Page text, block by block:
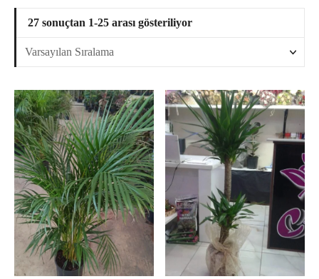
27 sonuçtan 1-25 arası gösteriliyor